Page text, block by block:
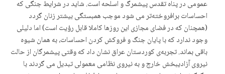
عمومی در پناه تقدس پیشمرگ و اسلحە است. شاید در شرایط جنگی کە
احساسات برافروختەتر می شود موجب همبستگی بیشتر زنان گردد
(همچنان کە در فضای مجازی این روزها کاملا قابل رؤیت است) اما دلیلی
وجود ندارد کە با پایان جنگ و فروکش کردن احساسات، بە همان شیوە
باقی بماند. تجربەی کوردستان عراق نشان داد کە وقتی پیشمرگان از حالت
نیروی آزادیبخش خارج و بە نیروی نظامی معمولی تبدیل می گردند با